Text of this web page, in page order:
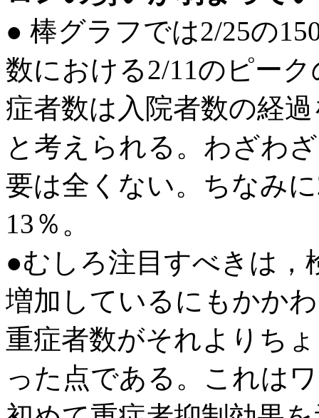
● 棒グラフでは2/25の
数における2/11のピー
症者数は入院者数の経
と考えられる。わざわ
要は全くない。ちなみ
13％。
●むしろ注目すべきは，
増加しているにもかか
重症者数がそれよりち
った点である。これは